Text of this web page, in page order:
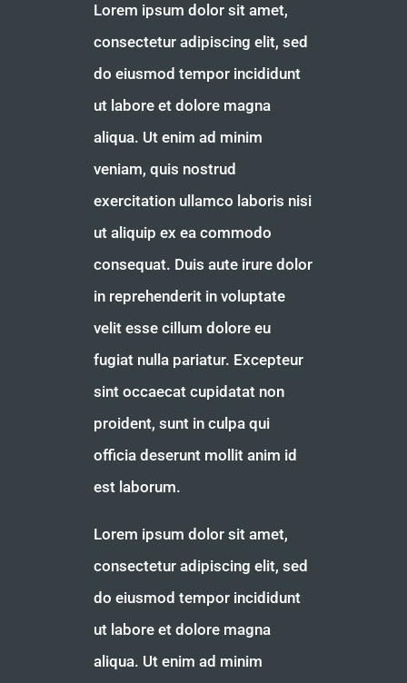
Lorem ipsum dolor sit amet,
consectetur adipiscing elit, sed
do eiusmod tempor incididunt
ut labore et dolore magna
aliqua. Ut enim ad minim
veniam, quis nostrud
exercitation ullamco laboris nisi
ut aliquip ex ea commodo
consequat. Duis aute irure dolor
in reprehenderit in voluptate
velit esse cillum dolore eu
fugiat nulla pariatur. Excepteur
sint occaecat cupidatat non
proident, sunt in culpa qui
officia deserunt mollit anim id
est laborum.
Lorem ipsum dolor sit amet,
consectetur adipiscing elit, sed
do eiusmod tempor incididunt
ut labore et dolore magna
aliqua. Ut enim ad minim